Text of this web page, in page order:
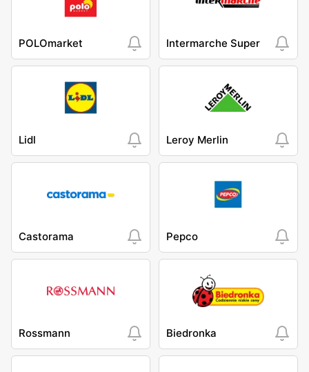
POLOmarket Intermarche Super
Lidl Leroy Merlin
Castorama Pepco
Rossmann Biedronka